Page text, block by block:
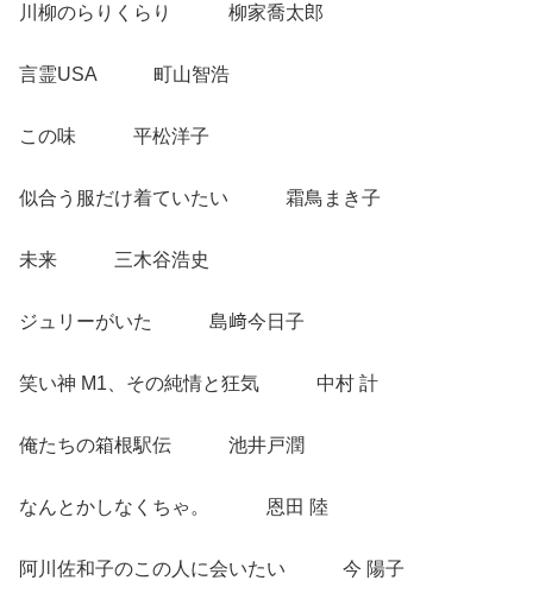
川柳のらりくらり 柳家喬太郎
言霊USA 町山智浩
この味 平松洋子
似合う服だけ着ていたい 霜鳥まき子
未来 三木谷浩史
ジュリーがいた 島﨑今日子
笑い神 M1、その純情と狂気 中村 計
俺たちの箱根駅伝 池井戸潤
なんとかしなくちゃ。 恩田 陸
阿川佐和子のこの人に会いたい 今 陽子